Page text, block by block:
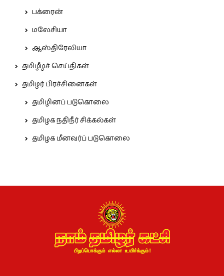
பக்ரைன்
மலேசியா
ஆஸ்திரேலியா
தமிழீழச் செய்திகள்
தமிழர் பிரச்சினைகள்
தமிழினப் படுகொலை
தமிழக நதிநீர் சிக்கல்கள்
தமிழக மீனவர்ப் படுகொலை